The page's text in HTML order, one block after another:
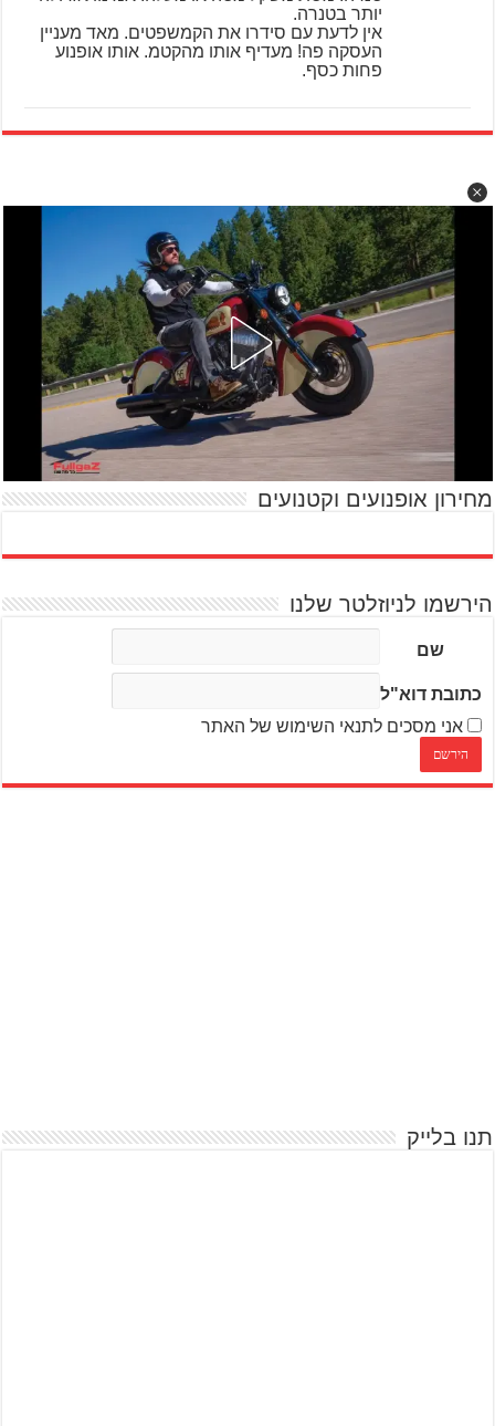
יותר בטנרה.
אין לדעת עם סידרו את הקמשפטים. מאד מעניין
העסקה פה! מעדיף אותו מהקטמ. אותו אופנוע
פחות כסף.
מחירון אופנועים וקטנועים
הירשמו לניוזלטר שלנו
שם
כתובת דוא"ל
אני מסכים לתנאי השימוש של האתר
תנו בלייק